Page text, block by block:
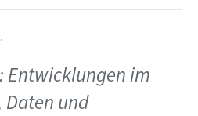
Entwicklungen im
Daten und